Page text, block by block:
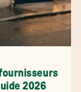
2026